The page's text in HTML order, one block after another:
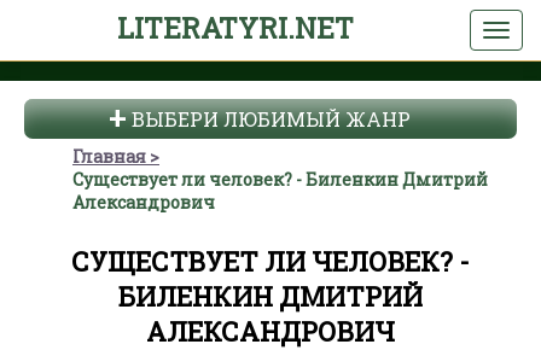
LITERATYRI.NET
ВЫБЕРИ ЛЮБИМЫЙ ЖАНР
Главная
Существует ли человек? - Биленкин Дмитрий
Александрович
СУЩЕСТВУЕТ ЛИ ЧЕЛОВЕК? -
БИЛЕНКИН ДМИТРИЙ
АЛЕКСАНДРОВИЧ